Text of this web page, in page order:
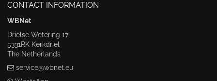
CONTACT INFORMATION
WBNet
Drielse Wetering 17
5331RK Kerkdriel
The Netherlands
service@wbnet.eu